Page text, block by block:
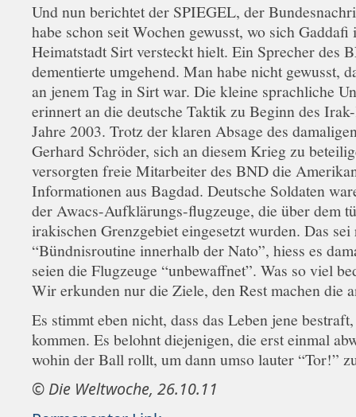
Und nun berichtet der SPIEGEL, der
habe schon seit Wochen gewusst, wo sich Gaddafi
Heimatstadt Sirt versteckt hielt. Ein Sprecher des
dementierte umgehend. Man habe nicht gewusst,
an jenem Tag in Sirt war. Die kleine sprachliche
erinnert an die deutsche Taktik zu Beginn des
Jahre 2003. Trotz der klaren Absage des
Gerhard Schröder, sich an diesem Krieg zu
versorgten freie Mitarbeiter des BND die
Informationen aus Bagdad. Deutsche Soldaten
der Awacs-Aufklärungs-flugzeuge, die über dem
irakischen Grenzgebiet eingesetzt wurden. Das sei
“Bündnisroutine innerhalb der Nato”, hiess es
seien die Flugzeuge “unbewaffnet”. Was so viel
Wir erkunden nur die Ziele, den Rest machen die
Es stimmt eben nicht, dass das Leben jene
kommen. Es belohnt diejenigen, die erst einmal
wohin der Ball rollt, um dann umso lauter “Tor!”
© Die Weltwoche, 26.10.11